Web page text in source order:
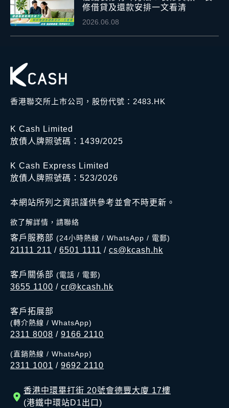
修借貸及還款安排一文看清
2026.06.08
香港聯交所上市公司，股份代號：2483.HK
K Cash Limited
放債人牌照號碼：1439/2025
K Cash Express Limited
放債人牌照號碼：523/2026
本網站所列之資訊謹供參考並會不時更新。
欲了解詳情，請聯絡
客戶服務部 (24小時熱線 / WhatsApp / 電郵)
21111 211 / 6501 1111 / cs@kcash.hk
客戶關係部 (電話 / 電郵)
3655 1100 / cr@kcash.hk
客戶拓展部
(轉介熱線 / WhatsApp)
2311 8008 / 9166 2110
(直銷熱線 / WhatsApp)
2311 1001 / 9692 2110
香港中環畢打街 20號會德豐大廈 17樓
(港鐵中環站D1出口)